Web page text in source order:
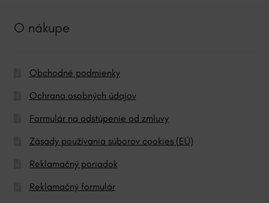
O nákupe
Obchodné podmienky
Ochrana osobných údajov
Formulár na odstúpenie od zmluvy
Zásady používania súborov cookies (EÚ)
Reklamačný poriadok
Reklamačný formulár